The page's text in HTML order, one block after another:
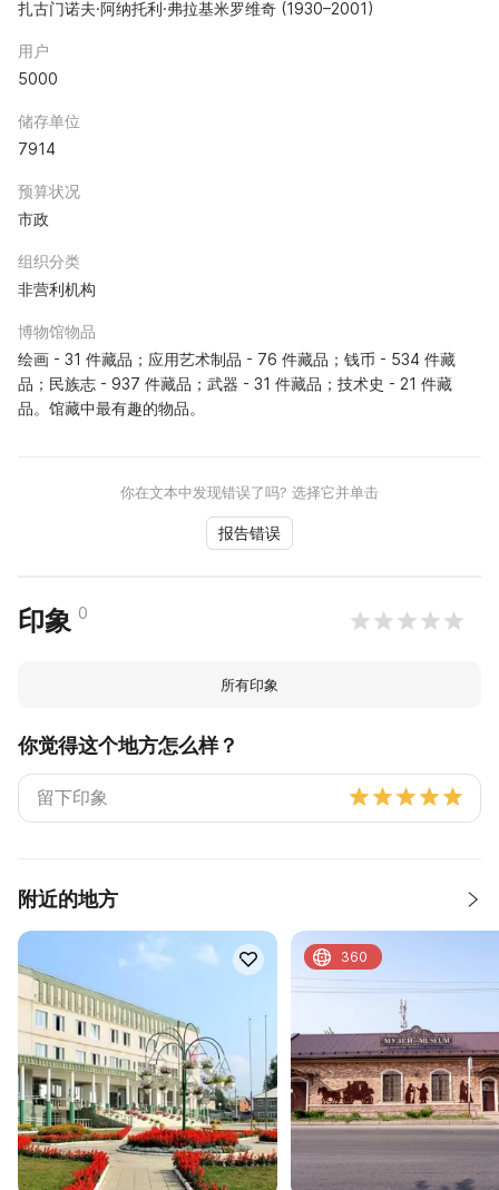
扎古门诺夫·阿纳托利·弗拉基米罗维奇 (1930–2001)
用户
5000
储存单位
7914
预算状况
市政
组织分类
非营利机构
博物馆物品
绘画 - 31 件藏品；应用艺术制品 - 76 件藏品；钱币 - 534 件藏
品；民族志 - 937 件藏品；武器 - 31 件藏品；技术史 - 21 件藏
品。馆藏中最有趣的物品。
你在文本中发现错误了吗? 选择它并单击
报告错误
印象 0
所有印象
你觉得这个地方怎么样？
附近的地方
360